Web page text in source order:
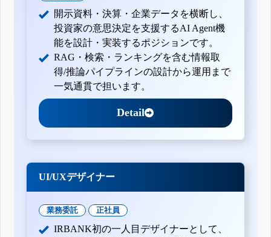
開示資料・決算・企業データを横断し、
投資家の意思決定を支援するAI Agent機
能を設計・実装するポジションです。
RAG・検索・ランキングを含む情報取
得/推論パイプラインの設計から運用まで
一気通貫で担います。
Detail
UI/UXデザイナー
業務委託 正社員
IRBANK初の一人目デザイナーとして、